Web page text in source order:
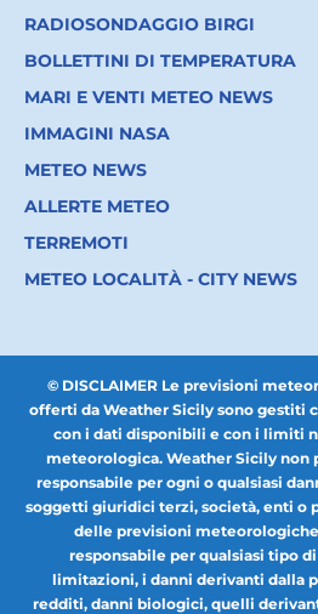
RADIOSONDAGGIO BIRGI
BOLLETTINI DI TEMPERATURA
MARI E VENTI METEO NEWS
IMMAGINI NASA
METEO NEWS
ALLERTE METEO
TERREMOTI
METEO LOCALITÀ - CITY NEWS
© DISCLAIMER Le previsioni
offerti da Weather Sicily sono gestiti
con i dati disponibili e con i limiti
meteorologica. Weather Sicily non
responsabile per ogni o qualsiasi
soggetti giuridici terzi, società, enti o
delle previsioni
responsabile per qualsiasi tipo
limitazioni, i danni derivanti dalla
redditi, danni biologici, quelli